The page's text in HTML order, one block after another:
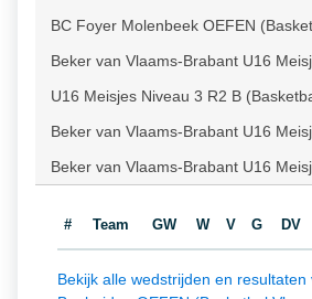
BC Foyer Molenbeek OEFEN
Beker van Vlaams-Brabant U16
U16 Meisjes Niveau 3 R2 B
Beker van Vlaams-Brabant U16
Beker van Vlaams-Brabant U16
# Team GW W V G DV
Bekijk alle wedstrijden en resultaten